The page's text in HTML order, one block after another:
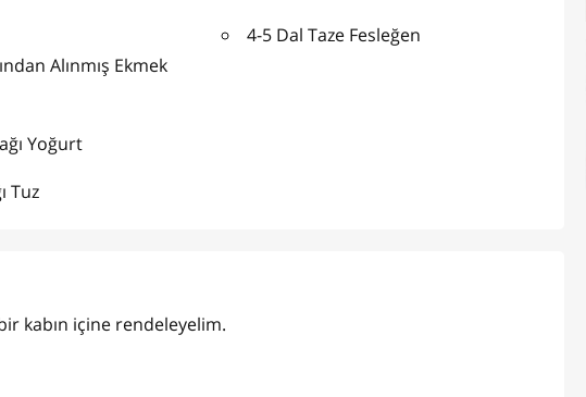
Alınmış Ekmek
Yoğurt
Tuz
4-5 Dal Taze Fesleğen
kabın içine rendeleyelim.